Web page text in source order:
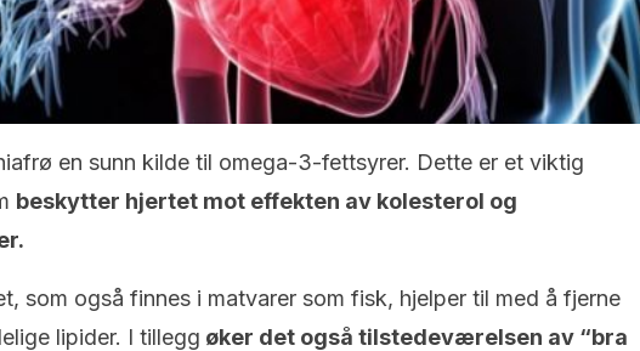
en sunn kilde til omega-3-fettsyrer. Dette er et viktig
beskytter hjertet mot effekten av kolesterol og
som også finnes i matvarer som fisk, hjelper til med å fjerne
lipider. I tillegg øker det også tilstedeværelsen av “bra